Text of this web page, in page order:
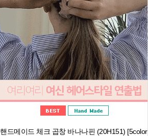
핸드메이드 체크 곱창 바나나핀 (20H151)